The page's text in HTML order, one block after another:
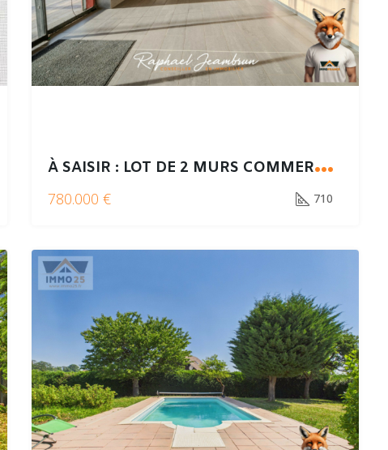
À
SAISIR : LOT DE 2 MURS COMMERCIAUX – LOCATAIRES SOLIDES – RENTABILITÉ +12 %
780.000 € 710